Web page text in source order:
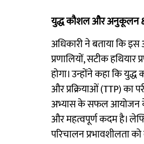
युद्ध कौशल और अनुकूलन
अधिकारी ने बताया कि इस
प्रणालियों, सटीक
होगा। उन्होंने कहा कि
और प्रक्रियाओं (TTP) का
अभ्यास के सफल आयोजन के
और महत्वपूर्ण कदम है।
परिचालन प्रभावशीलता